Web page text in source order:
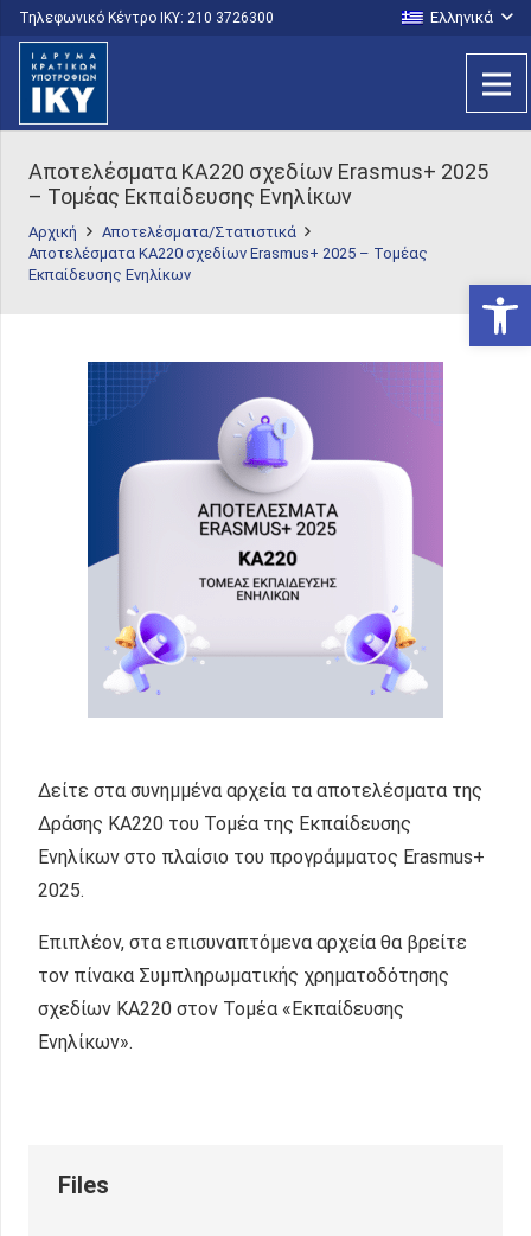
Τηλεφωνικό Κέντρο IKY: 210 3726300 Ελληνικά
Αποτελέσματα KA220 σχεδίων Erasmus+ 2025
– Τομέας Εκπαίδευσης Ενηλίκων
Αρχική
Αποτελέσματα/Στατιστικά
Αποτελέσματα KA220 σχεδίων Erasmus+ 2025 – Τομέας
Εκπαίδευσης Ενηλίκων
Δείτε στα συνημμένα αρχεία τα αποτελέσματα της
Δράσης ΚΑ220 του Τομέα της Εκπαίδευσης
Ενηλίκων στο πλαίσιο του προγράμματος Erasmus+
2025.
Επιπλέον, στα επισυναπτόμενα αρχεία θα βρείτε
τον πίνακα Συμπληρωματικής χρηματοδότησης
σχεδίων ΚΑ220 στον Τομέα «Εκπαίδευσης
Ενηλίκων».